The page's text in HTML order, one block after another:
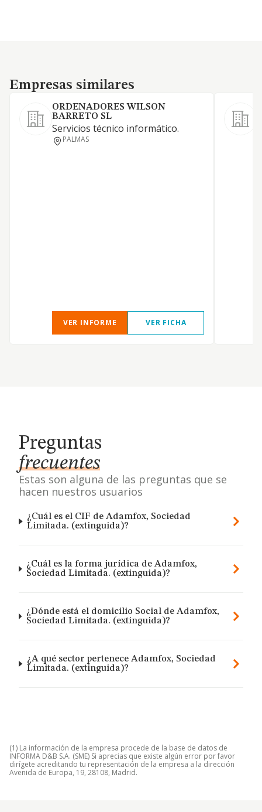
Empresas similares
Empresas similares
ORDENADORES WILSON
BARRETO SL
Servicios técnico informático.
PALMAS
VER INFORME VER FICHA
Preguntas
frecuentes
Estas son alguna de las preguntas que se
hacen nuestros usuarios
¿Cuál es el CIF de Adamfox, Sociedad
Limitada. (extinguida)?
¿Cuál es la forma jurídica de Adamfox,
Sociedad Limitada. (extinguida)?
¿Dónde está el domicilio Social de Adamfox,
Sociedad Limitada. (extinguida)?
¿A qué sector pertenece Adamfox, Sociedad
Limitada. (extinguida)?
(1) La información de la empresa procede de la base de datos de
INFORMA D&B S.A. (SME) Si aprecias que existe algún error por favor
dirígete acreditando tu representación de la empresa a la dirección
Avenida de Europa, 19, 28108, Madrid.